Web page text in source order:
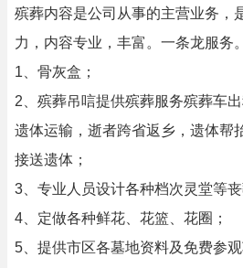
殡葬内容是公司从事的主营业务，
力，内容专业，丰富。一条龙服务。
1、骨灰盒；
2、殡葬吊唁提供殡葬服务殡葬车
遗体运输，逝者跨省返乡，遗体帮
接送遗体；
3、专业人员设计各种档次灵堂等丧
4、定做各种鲜花、花篮、花圈；
5、提供市区各墓地资料及免费参观